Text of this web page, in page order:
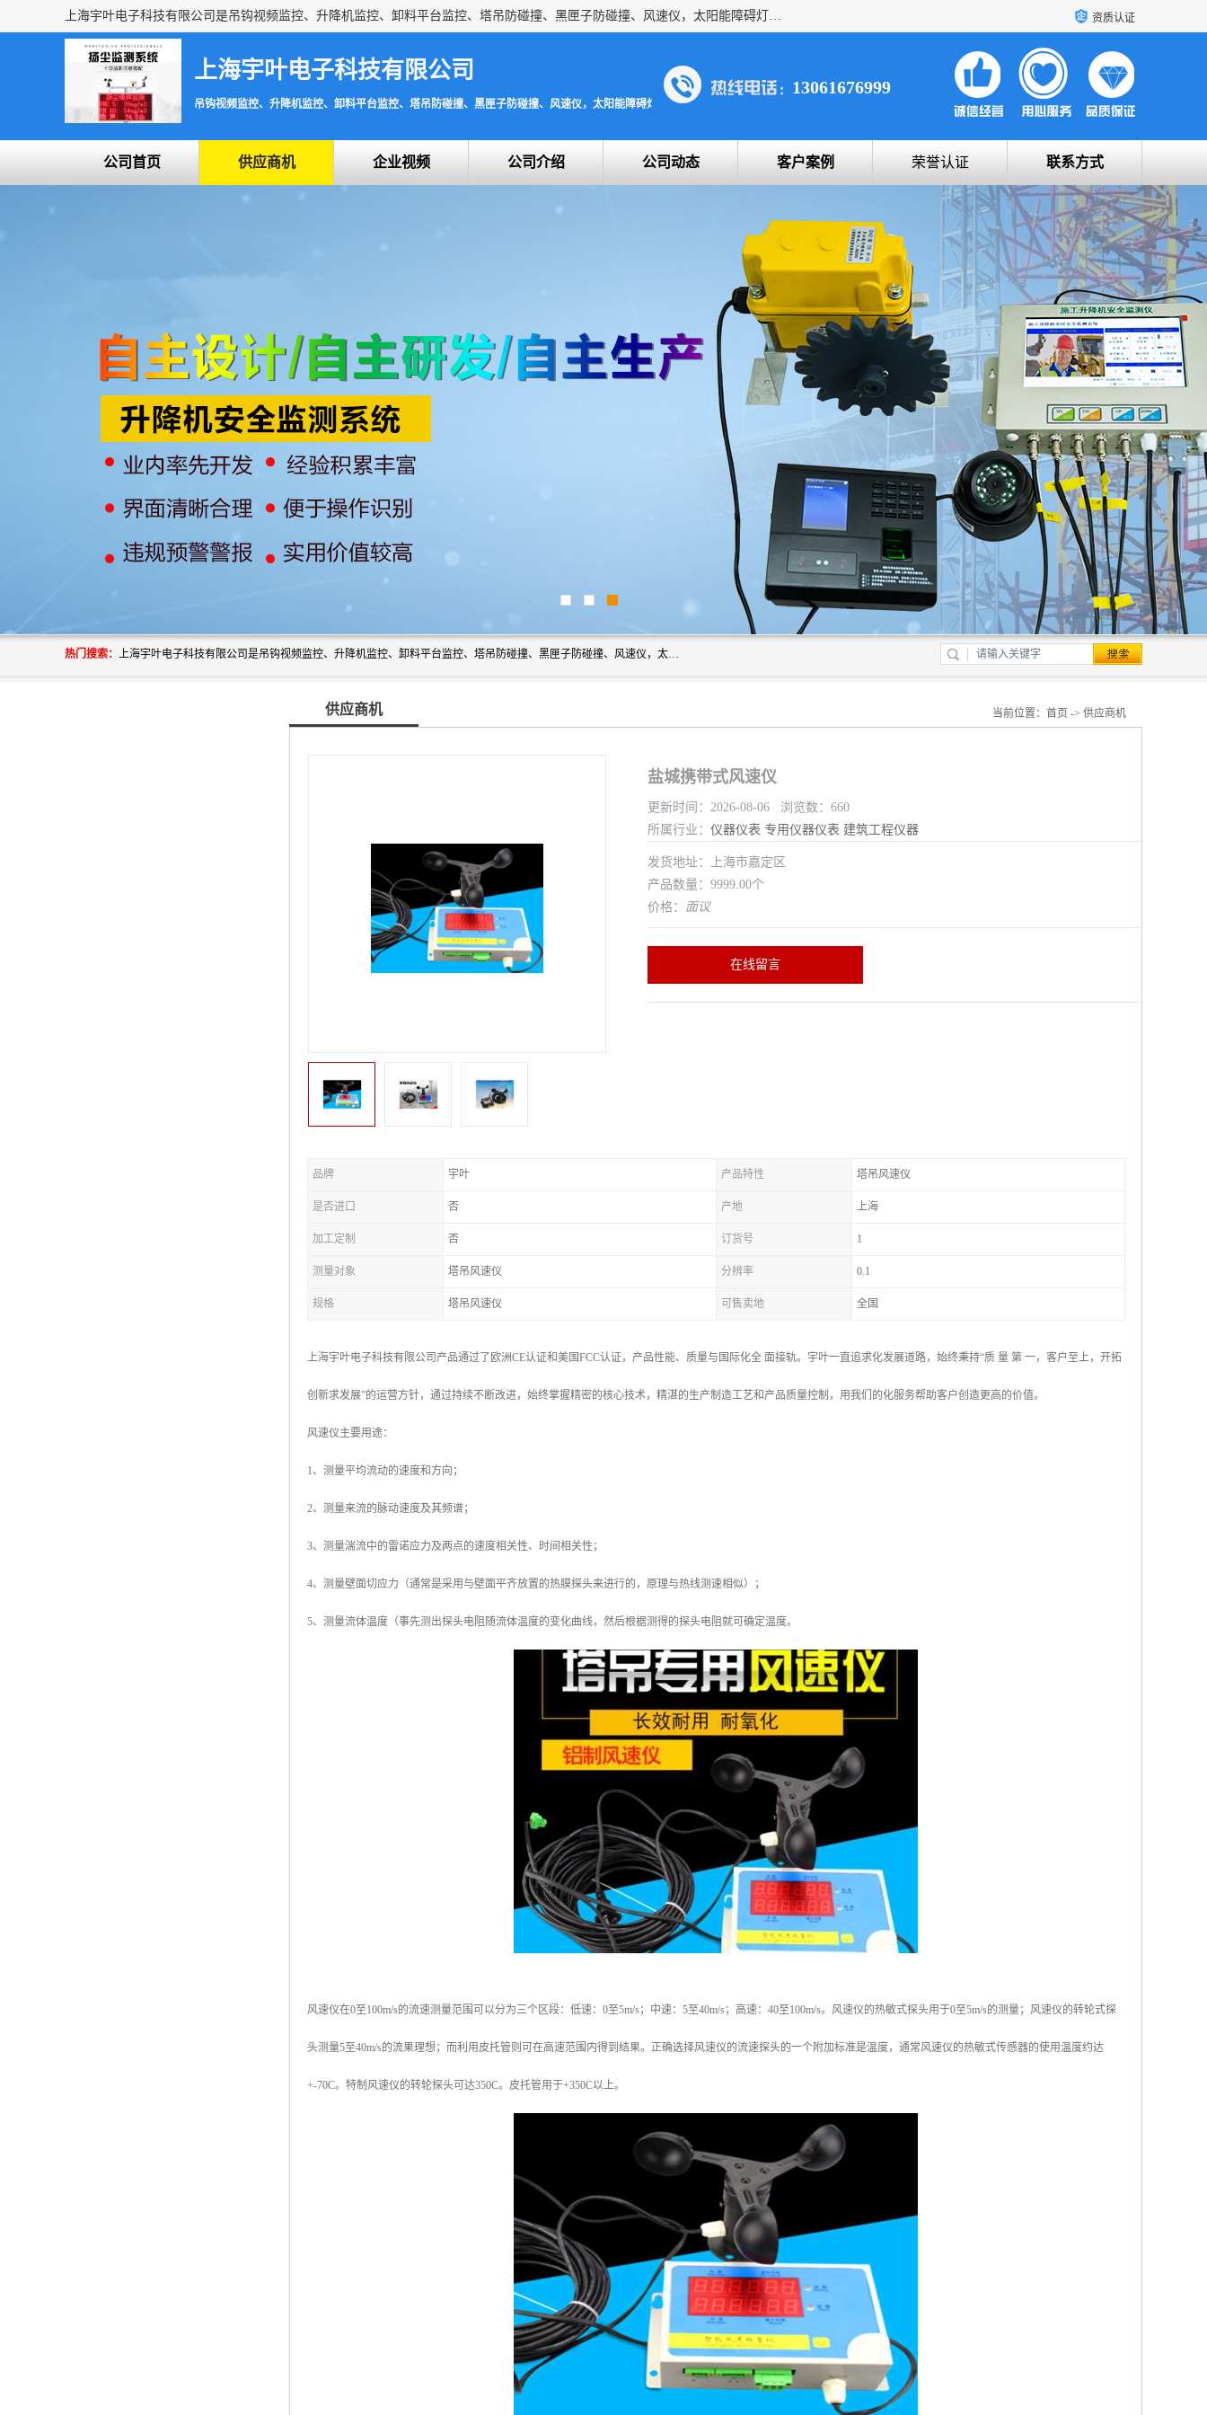
上海宇叶电子科技有限公司是吊钩视频监控、升降机监控、卸料平台监控、塔吊防碰撞、黑匣子防碰撞、风速仪，太阳能障碍灯安全提示灯等一系列升降机的常用配件产品专业研发生产加工的公司，拥有完整、科学的质量管理体系。 资质认证
上海宇叶电子科技有限公司
吊钩视频监控、升降机监控、卸料平台监控、塔吊防碰撞、黑匣子防碰撞、风速仪，太阳能障碍灯安全提示灯
13061676999
公司首页 供应商机 企业视频 公司介绍 公司动态 客户案例 荣誉认证 联系方式
热门搜索： 上海宇叶电子科技有限公司是吊钩视频监控、升降机监控、卸料平台监控、塔吊防碰撞、黑匣子防碰撞、风速仪，太阳能障碍灯安全提示灯等一系列升降机的常用配件产品专业研发生产加工的公司，拥有完整、科学的质量管理体系。
供应商机 当前位置： 首页 -> 供应商机
盐城携带式风速仪
更新时间：2026-08-06 浏览数：660
所属行业： 仪器仪表 专用仪器仪表 建筑工程仪器
发货地址：上海市嘉定区
产品数量：9999.00个
价格： 面议
在线留言
品牌 宇叶 产品特性 塔吊风速仪
是否进口 否 产地 上海
加工定制 否 订货号 1
测量对象 塔吊风速仪 分辨率 0.1
规格 塔吊风速仪 可售卖地 全国
上海宇叶电子科技有限公司产品通过了欧洲CE认证和美国FCC认证，产品性能、质量与国际化全 面接轨。宇叶一直追求化发展道路，始终秉持“质 量 第 一，客户至上，开拓
创新求发展”的运营方针，通过持续不断改进，始终掌握精密的核心技术，精湛的生产制造工艺和产品质量控制，用我们的化服务帮助客户创造更高的价值。
风速仪主要用途：
1、测量平均流动的速度和方向；
2、测量来流的脉动速度及其频谱；
3、测量湍流中的雷诺应力及两点的速度相关性、时间相关性；
4、测量壁面切应力（通常是采用与壁面平齐放置的热膜探头来进行的，原理与热线测速相似）；
5、测量流体温度（事先测出探头电阻随流体温度的变化曲线，然后根据测得的探头电阻就可确定温度。
风速仪在0至100m/s的流速测量范围可以分为三个区段：低速：0至5m/s；中速：5至40m/s；高速：40至100m/s。风速仪的热敏式探头用于0至5m/s的测量；风速仪的转轮式探
头测量5至40m/s的流果理想；而利用皮托管则可在高速范围内得到结果。正确选择风速仪的流速探头的一个附加标准是温度，通常风速仪的热敏式传感器的使用温度约达
+-70C。特制风速仪的转轮探头可达350C。皮托管用于+350C以上。